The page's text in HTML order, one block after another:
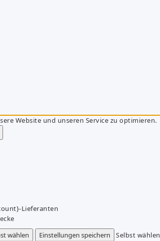
Website und unseren Service zu optimieren.
Lieferanten
wählen Einstellungen speichern
Selbst wählen